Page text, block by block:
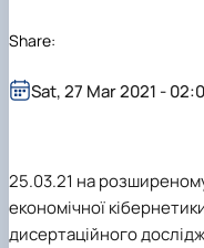
25.03.21 на
економічної
дисертаційного
Sat, 27 Mar 2021 -
Share: